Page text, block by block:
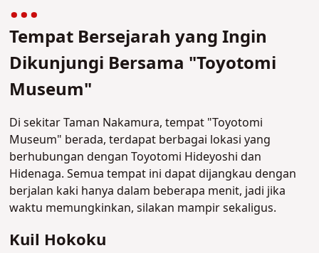
Tempat Bersejarah yang Ingin
Dikunjungi Bersama "Toyotomi
Museum"
Di sekitar Taman Nakamura, tempat "Toyotomi
Museum" berada, terdapat berbagai lokasi yang
berhubungan dengan Toyotomi Hideyoshi dan
Hidenaga. Semua tempat ini dapat dijangkau dengan
berjalan kaki hanya dalam beberapa menit, jadi jika
waktu memungkinkan, silakan mampir sekaligus.
Kuil Hokoku